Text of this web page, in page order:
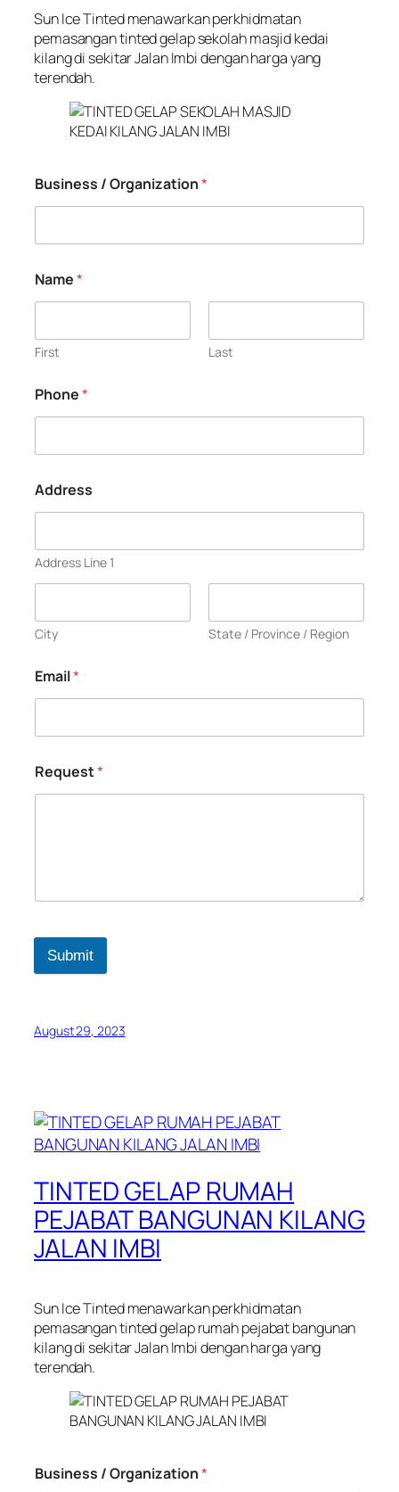
Sun Ice Tinted menawarkan perkhidmatan
pemasangan tinted gelap sekolah masjid kedai
kilang di sekitar Jalan Imbi dengan harga yang
terendah.
Business / Organization*
Name*
First Last
Phone*
Address
Address Line 1
City State / Province / Region
Email*
Request*
Submit
August 29, 2023
TINTED GELAP RUMAH
PEJABAT BANGUNAN KILANG
JALAN IMBI
Sun Ice Tinted menawarkan perkhidmatan
pemasangan tinted gelap rumah pejabat bangunan
kilang di sekitar Jalan Imbi dengan harga yang
terendah.
Business / Organization*